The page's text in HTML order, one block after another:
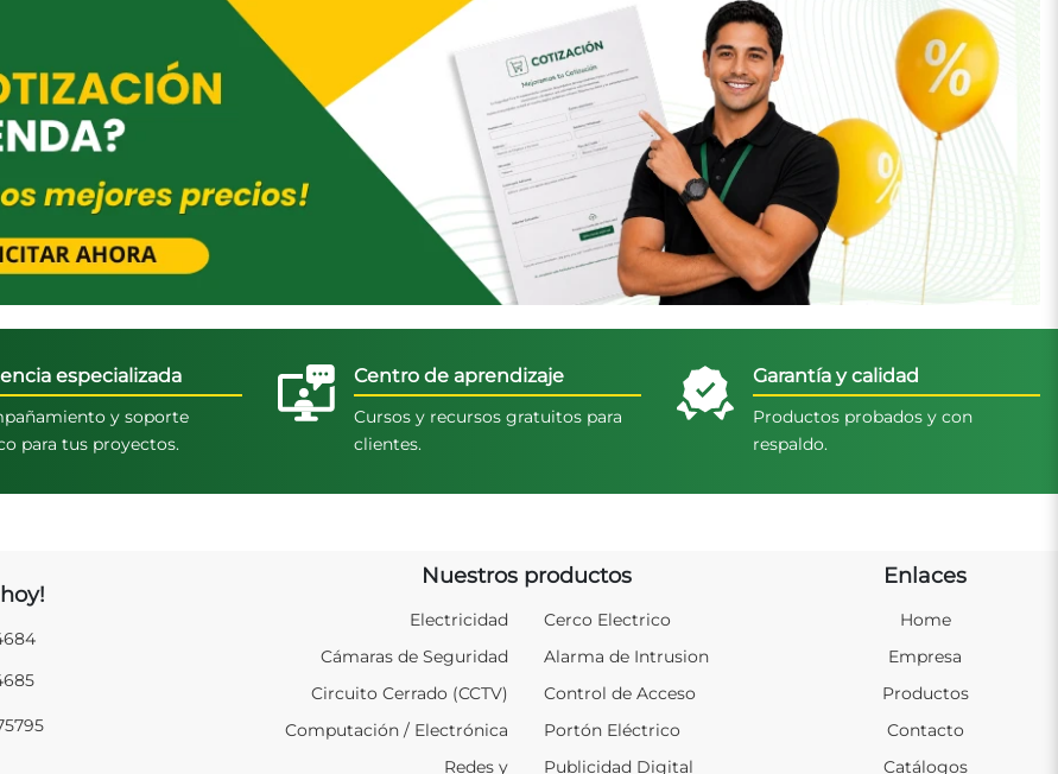
especializada
y soporte
para tus proyectos.
Centro de aprendizaje
Cursos y recursos gratuitos para
clientes.
Garantía y calidad
Productos probados y con
respaldo.
Nuestros productos
Electricidad
Cámaras de Seguridad
Circuito Cerrado (CCTV)
Computación / Electrónica
Redes y
Cerco Electrico
Alarma de Intrusion
Control de Acceso
Portón Eléctrico
Publicidad Digital
Enlaces
Home
Empresa
Productos
Contacto
Catálogos